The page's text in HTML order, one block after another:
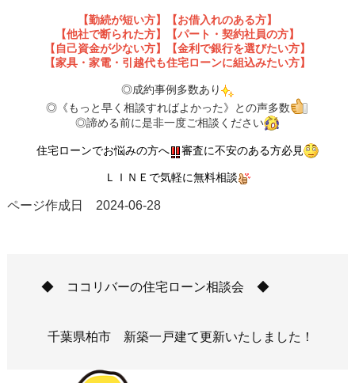
【勤続が短い方】【お借入れのある方】
【他社で断られた方】【パート・契約社員の方】
【自己資金が少ない方】【金利で銀行を選びたい方】
【家具・家電・引越代も住宅ローンに組込みたい方】
◎成約事例多数あり
◎《もっと早く相談すればよかった》との声多数
◎諦める前に是非一度ご相談ください
住宅ローンでお悩みの方へ 審査に不安のある方必見
ＬＩＮＥで気軽に無料相談
ページ作成日 2024-06-28
◆ ココリバーの住宅ローン相談会 ◆
千葉県柏市 新築一戸建て更新いたしました！